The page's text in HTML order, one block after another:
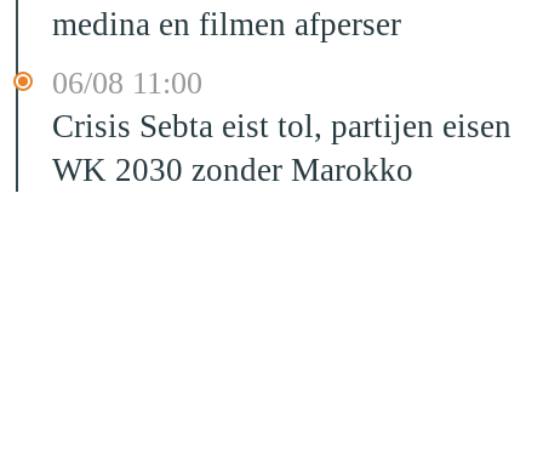
medina en filmen afperser
06/08 11:00
Crisis Sebta eist tol, partijen eisen
WK 2030 zonder Marokko